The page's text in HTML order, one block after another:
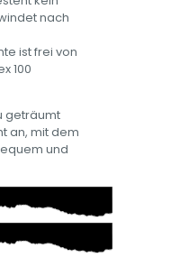
nach
ist frei von
100
geträumt
an, mit dem
und